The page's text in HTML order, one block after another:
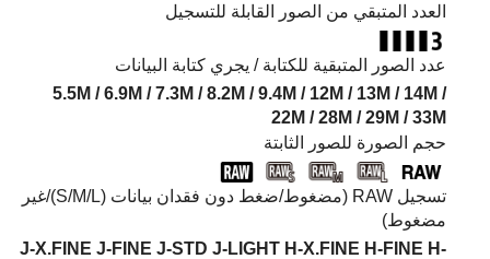
العدد المتبقي من الصور القابلة للتسجيل
عدد الصور المتبقية للكتابة / يجري كتابة البيانات
5.5M / 6.9M / 7.3M / 8.2M / 9.4M / 12M / 13M / 14M /
22M / 28M / 29M / 33M
حجم الصورة للصور الثابتة
تسجيل RAW‏ (مضغوط/ضغط دون فقدان بيانات (L/‏M/‏S)/غير
مضغوط)
J-X.FINE J-FINE J-STD J-LIGHT H-X.FINE H-FINE H-